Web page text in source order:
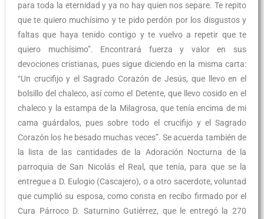
para toda la eternidad y ya no hay quien nos separe. Te repito
que te quiero muchísimo y te pido perdón por los disgustos y
faltas que haya tenido contigo y te vuelvo a repetir que te
quiero muchísimo”. Encontrará fuerza y valor en sus
devociones cristianas, pues sigue diciendo en la misma carta:
“Un crucifijo y el Sagrado Corazón de Jesús, que llevo en el
bolsillo del chaleco, así como el Detente, que llevo cosido en el
chaleco y la estampa de la Milagrosa, que tenía encima de mi
cama guárdalos, pues sobre todo el crucifijo y el Sagrado
Corazón los he besado muchas veces”. Se acuerda también de
la lista de las cantidades de la Adoración Nocturna de la
parroquia de San Nicolás el Real, que tenía, para que se la
entregue a D. Eulogio (Cascajero), o a otro sacerdote, voluntad
que cumplió su esposa, como consta en recibo firmado por el
Cura Párroco D. Saturnino Gutiérrez, que le entregó la 270